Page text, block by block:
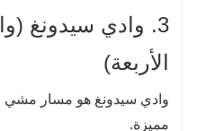
3. وادي سيدونغ
الأربعة)
وادي سيدونغ هو مسار مشي
مميزة.